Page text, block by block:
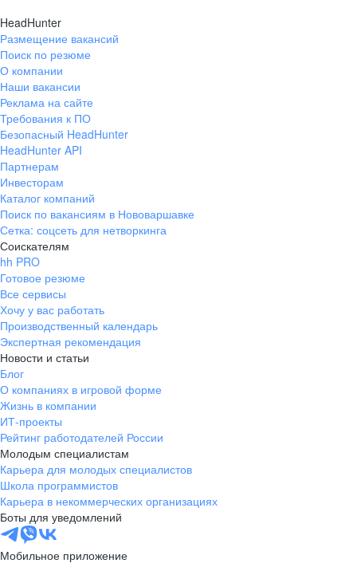
HeadHunter
Размещение вакансий
Поиск по резюме
О компании
Наши вакансии
Реклама на сайте
Требования к ПО
Безопасный HeadHunter
HeadHunter API
Партнерам
Инвесторам
Каталог компаний
Поиск по вакансиям в Нововаршавке
Сетка: соцсеть для нетворкинга
Соискателям
hh PRO
Готовое резюме
Все сервисы
Хочу у вас работать
Производственный календарь
Экспертная рекомендация
Новости и статьи
Блог
О компаниях в игровой форме
Жизнь в компании
ИТ-проекты
Рейтинг работодателей России
Молодым специалистам
Карьера для молодых специалистов
Школа программистов
Карьера в некоммерческих организациях
Боты для уведомлений
Мобильное приложение